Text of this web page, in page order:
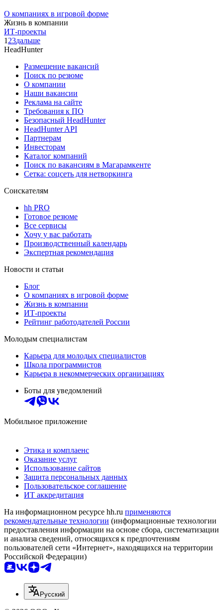
О компаниях в игровой форме
Жизнь в компании
ИТ-проекты
1 23дальше
HeadHunter
Размещение вакансий
Поиск по резюме
О компании
Наши вакансии
Реклама на сайте
Требования к ПО
Безопасный HeadHunter
HeadHunter API
Партнерам
Инвесторам
Каталог компаний
Поиск по вакансиям в Магарамкенте
Сетка: соцсеть для нетворкинга
Соискателям
hh PRO
Готовое резюме
Все сервисы
Хочу у вас работать
Производственный календарь
Экспертная рекомендация
Новости и статьи
Блог
О компаниях в игровой форме
Жизнь в компании
ИТ-проекты
Рейтинг работодателей России
Молодым специалистам
Карьера для молодых специалистов
Школа программистов
Карьера в некоммерческих организациях
Боты для уведомлений
Мобильное приложение
Этика и комплаенс
Оказание услуг
Использование сайтов
Защита персональных данных
Пользовательское соглашение
ИТ аккредитация
На информационном ресурсе hh.ru применяются
рекомендательные технологии (информационные технологии
предоставления информации на основе сбора, систематизации
и анализа сведений, относящихся к предпочтениям
пользователей сети «Интернет», находящихся на территории
Российской Федерации)
Русский